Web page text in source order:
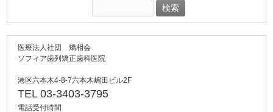
索:
医療法人社団 矯相会
ソフィア歯列矯正歯科医院
港区六本木4-8-7六本木嶋田ビル2F
TEL 03-3403-3795
電話受付時間